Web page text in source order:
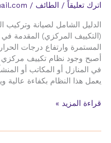
اترك تعليقاً / الطائف /
الدليل الشامل لصيانة
(التكييف المركزي) المقدمة في
المستمرة وارتفاع درجات
أصبح وجود نظام تكييف مركزي
في المنازل أو المكاتب أو
يعمل هذا النظام بكفاءة عالية
صيانة
قراءة المزيد »